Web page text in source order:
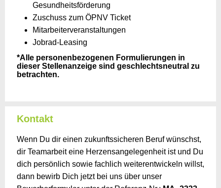
Gesundheitsförderung
Zuschuss zum ÖPNV Ticket
Mitarbeiterveranstaltungen
Jobrad-Leasing
*Alle personenbezogenen Formulierungen in
dieser Stellenanzeige sind geschlechtsneutral zu
betrachten.
Kontakt
Wenn Du dir einen zukunftssicheren Beruf wünschst,
dir Teamarbeit eine Herzensangelegenheit ist und Du
dich persönlich sowie fachlich weiterentwickeln willst,
dann bewirb Dich jetzt bei uns über unser